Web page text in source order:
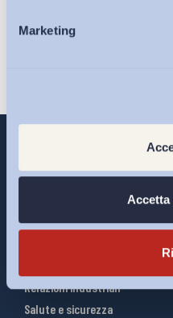
Marketing
Accetta
Eventi
Infografiche
Relazioni industriali
Salute e sicurezza